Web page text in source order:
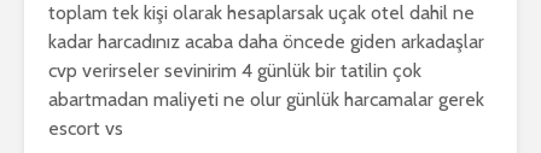
toplam tek kişi olarak hesaplarsak uçak otel dahil ne
kadar harcadınız acaba daha öncede giden arkadaşlar
cvp verirseler sevinirim 4 günlük bir tatilin çok
abartmadan maliyeti ne olur günlük harcamalar gerek
escort vs